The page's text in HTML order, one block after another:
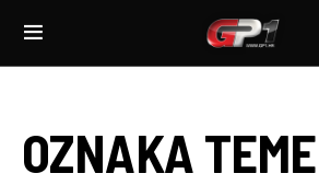
OZNAKA